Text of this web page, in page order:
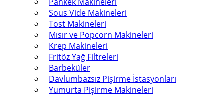
Sous Vide Makineleri
Tost Makineleri
Mısır ve Popcorn Makineleri
Krep Makineleri
Fritöz Yağ Filtreleri
Barbeküler
Davlumbazsız Pişirme İstasyonları
Yumurta Pişirme Makineleri